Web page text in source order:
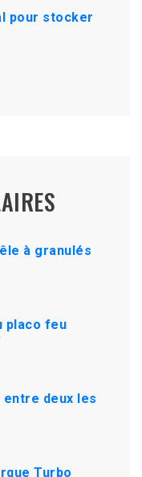
pour stocker
à granulés
placo feu
deux les
Turbo